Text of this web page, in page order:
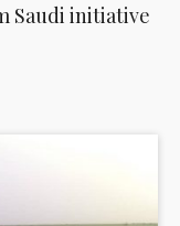
Saudi initiative